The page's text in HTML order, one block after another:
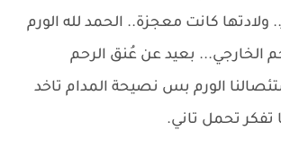
ولادتها كانت معجزة.. الحمد لله الورم
الخارجي... بعيد عن عُنق الرحم
الورم بس نصيحة المدام تاخد
تفكر تحمل تاني.